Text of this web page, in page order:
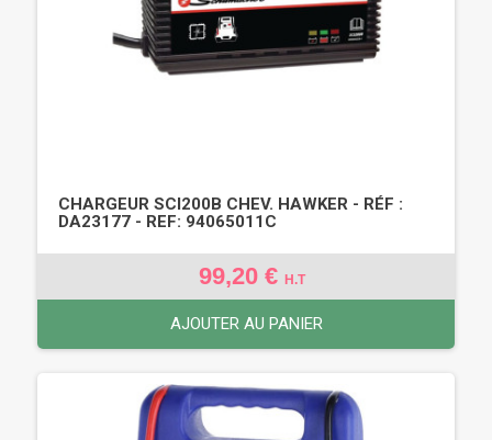
CHARGEUR SCI200B CHEV. HAWKER - RÉF :
DA23177 - REF: 94065011C
99,20 € H.T
AJOUTER AU PANIER